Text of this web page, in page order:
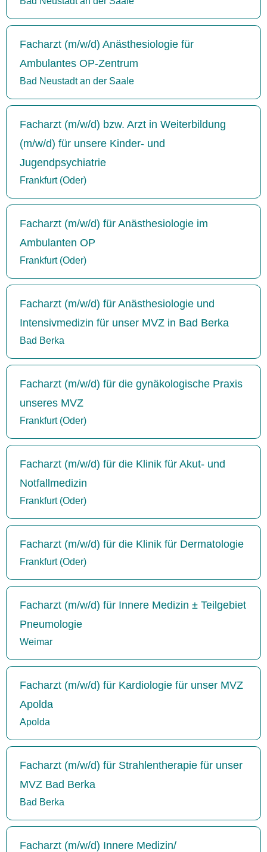
Facharzt (m/w/d) Anästhesiologie für
Ambulantes OP-Zentrum
Bad Neustadt an der Saale
Facharzt (m/w/d) bzw. Arzt in Weiterbildung
(m/w/d) für unsere Kinder- und
Jugendpsychiatrie
Frankfurt (Oder)
Facharzt (m/w/d) für Anästhesiologie im
Ambulanten OP
Frankfurt (Oder)
Facharzt (m/w/d) für Anästhesiologie und
Intensivmedizin für unser MVZ in Bad Berka
Bad Berka
Facharzt (m/w/d) für die gynäkologische Praxis
unseres MVZ
Frankfurt (Oder)
Facharzt (m/w/d) für die Klinik für Akut- und
Notfallmedizin
Frankfurt (Oder)
Facharzt (m/w/d) für die Klinik für Dermatologie
Frankfurt (Oder)
Facharzt (m/w/d) für Innere Medizin ± Teilgebiet
Pneumologie
Weimar
Facharzt (m/w/d) für Kardiologie für unser MVZ
Apolda
Apolda
Facharzt (m/w/d) für Strahlentherapie für unser
MVZ Bad Berka
Bad Berka
Facharzt (m/w/d) Innere Medizin/